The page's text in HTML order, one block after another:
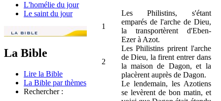
L'homélie du jour
Le saint du jour
La Bible
Lire la Bible
La Bible par thèmes
Rechercher :
1
Les Philistins, s'étant
emparés de l'arche de Dieu,
la transportèrent d'Eben-
Ezer à Azot.
2
Les Philistins prirent l'arche
de Dieu, la firent entrer dans
la maison de Dagon, et la
placèrent auprès de Dagon.
Le lendemain, les Azotiens
se levèrent de bon matin, et